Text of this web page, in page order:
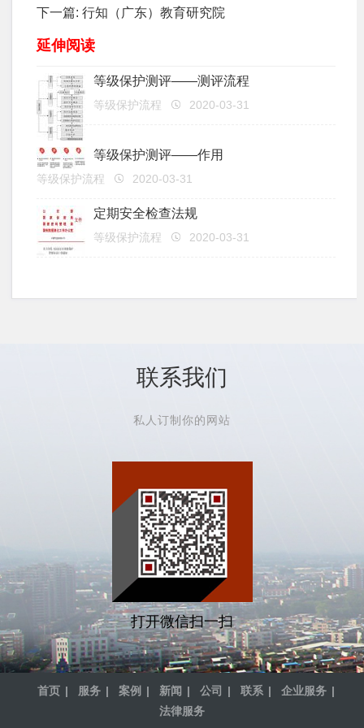
下一篇: 行知（广东）教育研究院
延伸阅读
等级保护测评——测评流程
等级保护流程 2020-03-31
等级保护测评——作用
等级保护流程 2020-03-31
定期安全检查法规
等级保护流程 2020-03-31
联系我们
私人订制你的网站
打开微信扫一扫
首页 服务 案例 新闻 公司 联系
企业服务
法律服务